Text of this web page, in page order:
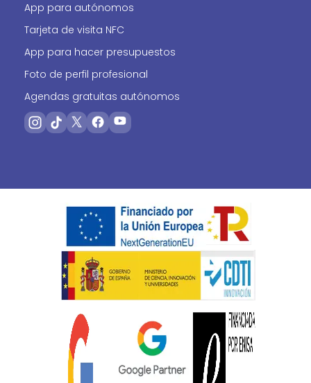
App para autónomos
Tarjeta de visita NFC
App para hacer presupuestos
Foto de perfil profesional
Agendas gratuitas autónomos